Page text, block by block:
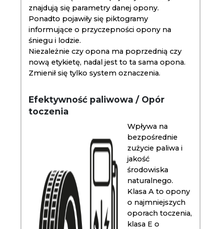
znajdują się parametry danej opony.
Ponadto pojawiły się piktogramy
informujące o przyczepności opony na
śniegu i lodzie.
Niezależnie czy opona ma poprzednią czy
nową etykietę, nadal jest to ta sama opona.
Zmienił się tylko system oznaczenia.
Efektywność paliwowa / Opór
toczenia
Wpływa na
bezpośrednie
zużycie paliwa i
jakość
środowiska
naturalnego.
Klasa A to opony
o najmniejszych
oporach toczenia,
klasa E o